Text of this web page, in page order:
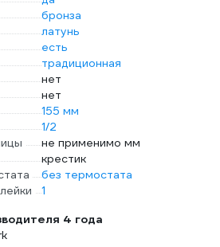
бронза
латунь
есть
традиционная
нет
нет
155 мм
1/2
не применимо мм
крестик
без термостата
1
4 года